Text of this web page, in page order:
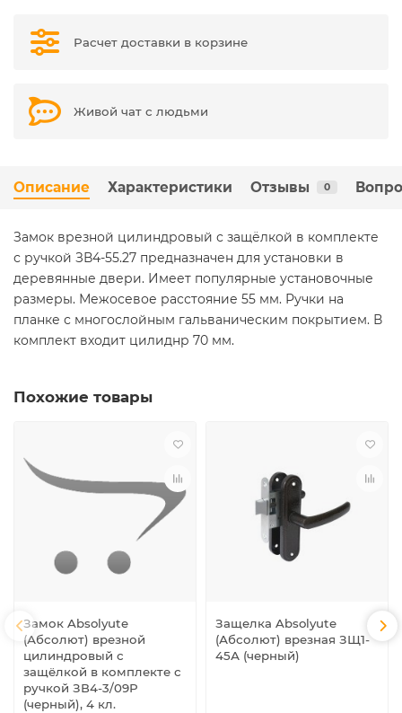
Расчет доставки в корзине
Живой чат с людьми
Описание Характеристики Отзывы 0
Замок врезной цилиндровый с защёлкой в комплекте
с ручкой ЗВ4-55.27 предназначен для установки в
деревянные двери. Имеет популярные установочные
размеры. Межосевое расстояние 55 мм. Ручки на
планке с многослойным гальваническим покрытием. В
комплект входит цилиднр 70 мм.
Похожие товары
Замок Absolyute
(Абсолют) врезной
цилиндровый с
защёлкой в комплекте с
ручкой ЗВ4-3/09Р
(черный), 4 кл.
Защелка Absolyute
(Абсолют) врезная ЗЩ1-
45А (черный)